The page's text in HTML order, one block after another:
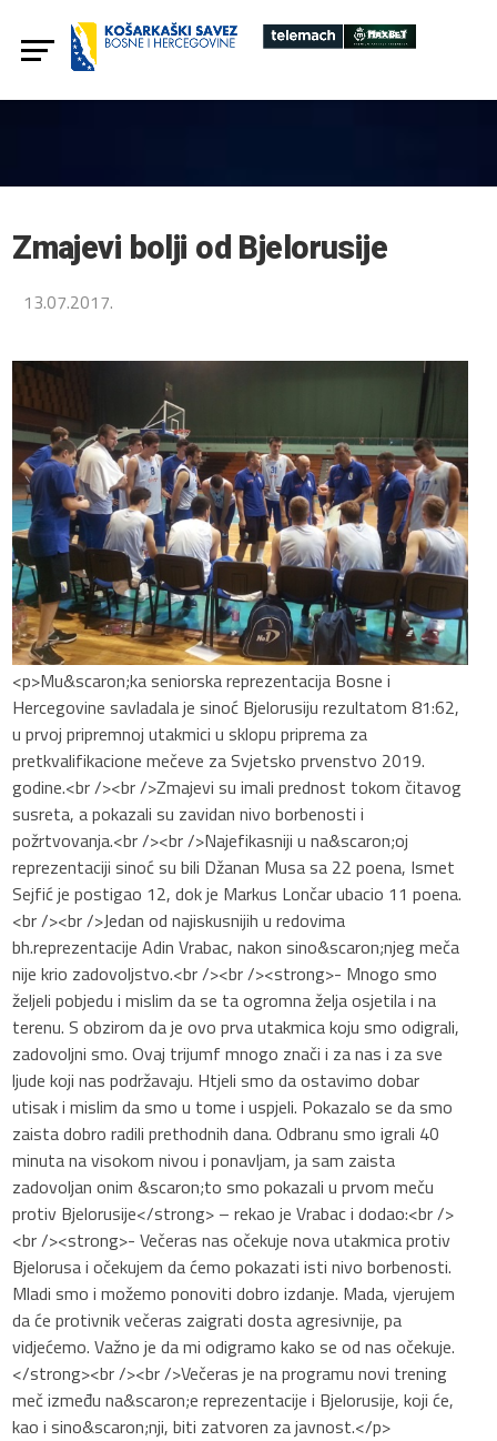
Zmajevi bolji od Bjelorusije
13.07.2017.
<p>Mu&scaron;ka seniorska reprezentacija Bosne i
Hercegovine savladala je sinoć Bjelorusiju rezultatom 81:62,
u prvoj pripremnoj utakmici u sklopu priprema za
pretkvalifikacione mečeve za Svjetsko prvenstvo 2019.
godine.<br /><br />Zmajevi su imali prednost tokom čitavog
susreta, a pokazali su zavidan nivo borbenosti i
požrtvovanja.<br /><br />Najefikasniji u na&scaron;oj
reprezentaciji sinoć su bili Džanan Musa sa 22 poena, Ismet
Sejfić je postigao 12, dok je Markus Lončar ubacio 11 poena.
<br /><br />Jedan od najiskusnijih u redovima
bh.reprezentacije Adin Vrabac, nakon sino&scaron;njeg meča
nije krio zadovoljstvo.<br /><br /><strong>- Mnogo smo
željeli pobjedu i mislim da se ta ogromna želja osjetila i na
terenu. S obzirom da je ovo prva utakmica koju smo odigrali,
zadovoljni smo. Ovaj trijumf mnogo znači i za nas i za sve
ljude koji nas podržavaju. Htjeli smo da ostavimo dobar
utisak i mislim da smo u tome i uspjeli. Pokazalo se da smo
zaista dobro radili prethodnih dana. Odbranu smo igrali 40
minuta na visokom nivou i ponavljam, ja sam zaista
zadovoljan onim &scaron;to smo pokazali u prvom meču
protiv Bjelorusije</strong> – rekao je Vrabac i dodao:<br />
<br /><strong>- Večeras nas očekuje nova utakmica protiv
Bjelorusa i očekujem da ćemo pokazati isti nivo borbenosti.
Mladi smo i možemo ponoviti dobro izdanje. Mada, vjerujem
da će protivnik večeras zaigrati dosta agresivnije, pa
vidjećemo. Važno je da mi odigramo kako se od nas očekuje.
</strong><br /><br />Večeras je na programu novi trening
meč između na&scaron;e reprezentacije i Bjelorusije, koji će,
kao i sino&scaron;nji, biti zatvoren za javnost.</p>